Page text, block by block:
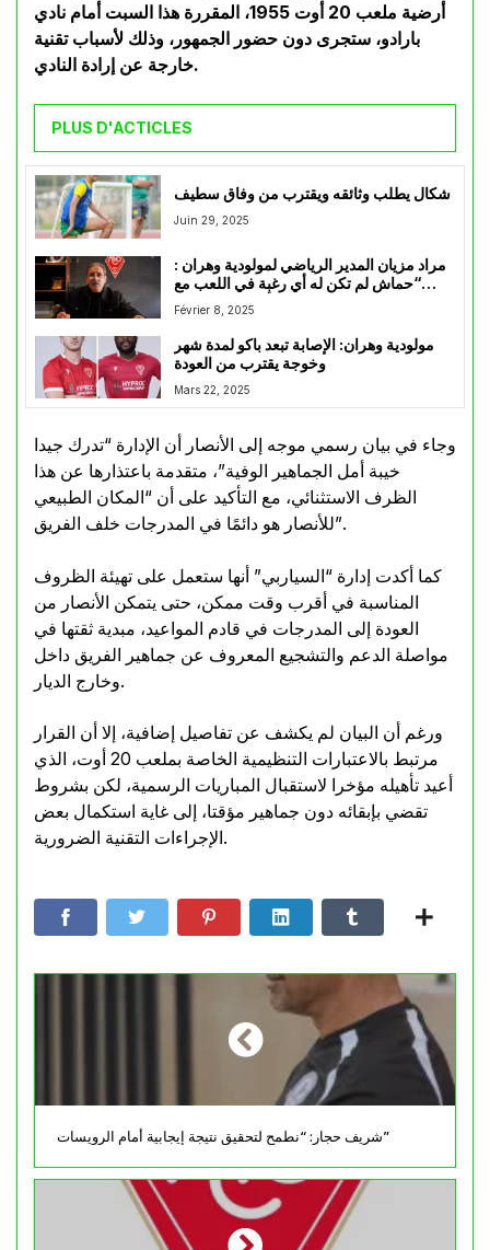
أرضية ملعب 20 أوت 1955، المقررة هذا السبت أمام نادي
بارادو، ستجرى دون حضور الجمهور، وذلك لأسباب تقنية
خارجة عن إرادة النادي.
PLUS D'ACTICLES
شكال يطلب وثائقه ويقترب من وفاق سطيف
Juin 29, 2025
مراد مزيان المدير الرياضي لمولودية وهران :
“حماش لم تكن له أي رغبة في اللعب مع
Février 8, 2025
مولودية وهران: الإصابة تبعد باكو لمدة شهر
وخوجة يقترب من العودة
Mars 22, 2025
وجاء في بيان رسمي موجه إلى الأنصار أن الإدارة “تدرك جيدا
خيبة أمل الجماهير الوفية”، متقدمة باعتذارها عن هذا
الظرف الاستثنائي، مع التأكيد على أن “المكان الطبيعي
للأنصار هو دائمًا في المدرجات خلف الفريق”.
كما أكدت إدارة “السياربي” أنها ستعمل على تهيئة الظروف
المناسبة في أقرب وقت ممكن، حتى يتمكن الأنصار من
العودة إلى المدرجات في قادم المواعيد، مبدية ثقتها في
مواصلة الدعم والتشجيع المعروف عن جماهير الفريق داخل
وخارج الديار.
ورغم أن البيان لم يكشف عن تفاصيل إضافية، إلا أن القرار
مرتبط بالاعتبارات التنظيمية الخاصة بملعب 20 أوت، الذي
أعيد تأهيله مؤخرا لاستقبال المباريات الرسمية، لكن بشروط
تقضي بإبقائه دون جماهير مؤقتا، إلى غاية استكمال بعض
الإجراءات التقنية الضرورية.
شريف حجار: “نطمح لتحقيق نتيجة إيجابية أمام الرويسات”